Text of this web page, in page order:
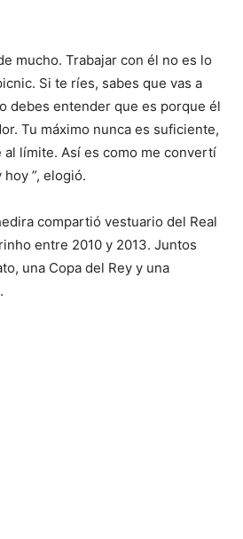
mucho. Trabajar con él no es lo
Si te ríes, sabes que vas a
debes entender que es porque él
Tu máximo nunca es suficiente,
límite. Así es como me convertí
”, elogió.
compartió vestuario del Real
entre 2010 y 2013. Juntos
una Copa del Rey y una